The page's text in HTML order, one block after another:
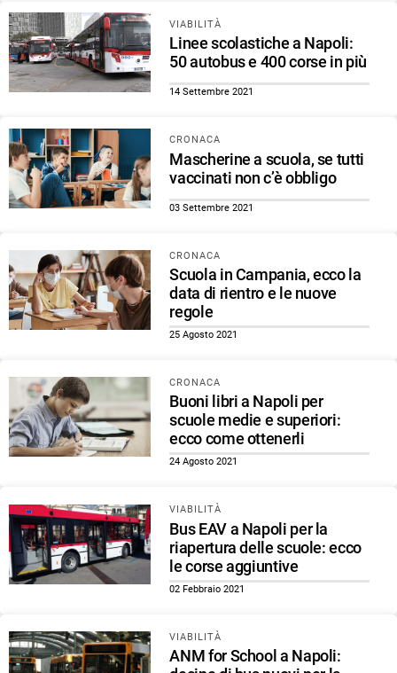
VIABILITÀ
Linee scolastiche a Napoli:
50 autobus e 400 corse in più
14 Settembre 2021
CRONACA
Mascherine a scuola, se tutti
vaccinati non c’è obbligo
03 Settembre 2021
CRONACA
Scuola in Campania, ecco la
data di rientro e le nuove
regole
25 Agosto 2021
CRONACA
Buoni libri a Napoli per
scuole medie e superiori:
ecco come ottenerli
24 Agosto 2021
VIABILITÀ
Bus EAV a Napoli per la
riapertura delle scuole: ecco
le corse aggiuntive
02 Febbraio 2021
VIABILITÀ
ANM for School a Napoli: